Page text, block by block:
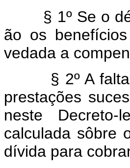
§ 1º Se o
ão os
vedada a
§ 2º A falta
prestações
neste
calculada sôbre
dívida para